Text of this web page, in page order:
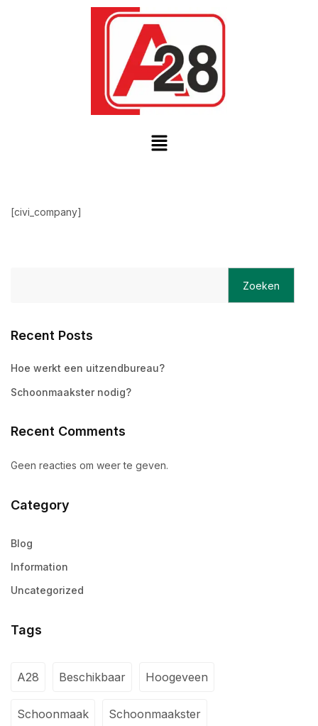
[civi_company]
Zoeken
Recent Posts
Hoe werkt een uitzendbureau?
Schoonmaakster nodig?
Recent Comments
Geen reacties om weer te geven.
Category
Blog
Information
Uncategorized
Tags
A28 Beschikbaar Hoogeveen
Schoonmaak Schoonmaakster